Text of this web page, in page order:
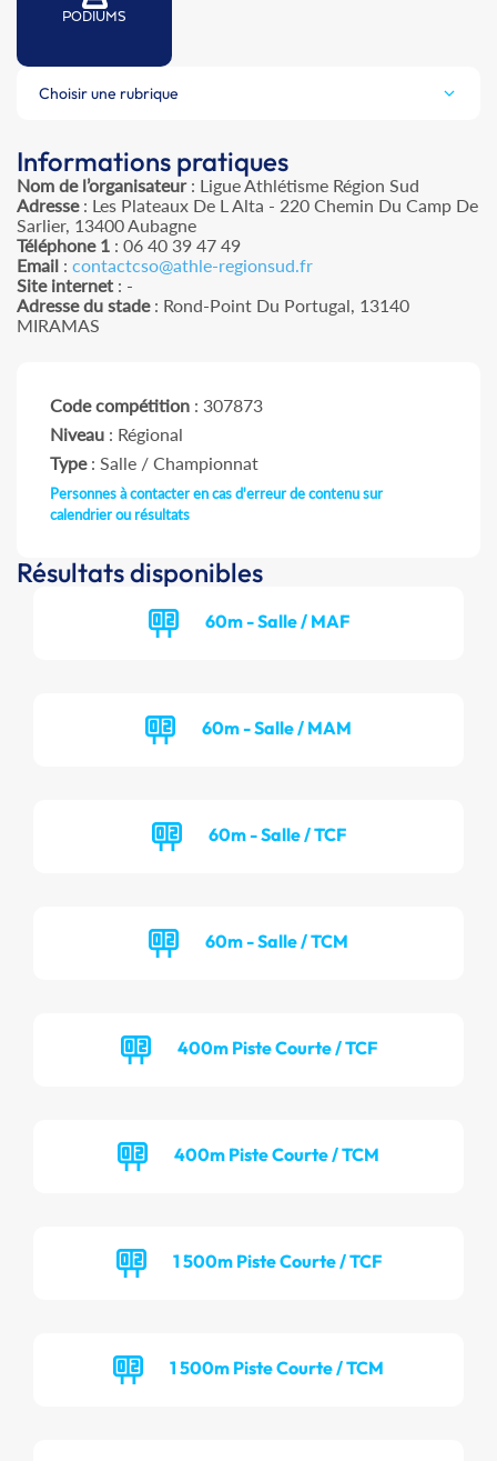
PODIUMS
Choisir une rubrique
Informations pratiques
Nom de l’organisateur: Ligue Athlétisme Région Sud
Adresse: Les Plateaux De L Alta - 220 Chemin Du Camp De
Sarlier, 13400 Aubagne
Téléphone 1 : 06 40 39 47 49
Email : contactcso@athle-regionsud.fr
Site internet : -
Adresse du stade: Rond-Point Du Portugal, 13140
MIRAMAS
Code compétition : 307873
Niveau : Régional
Type: Salle / Championnat
Personnes à contacter en cas d'erreur de contenu sur
calendrier ou résultats
Résultats disponibles
60m - Salle / MAF
60m - Salle / MAM
60m - Salle / TCF
60m - Salle / TCM
400m Piste Courte / TCF
400m Piste Courte / TCM
1 500m Piste Courte / TCF
1 500m Piste Courte / TCM